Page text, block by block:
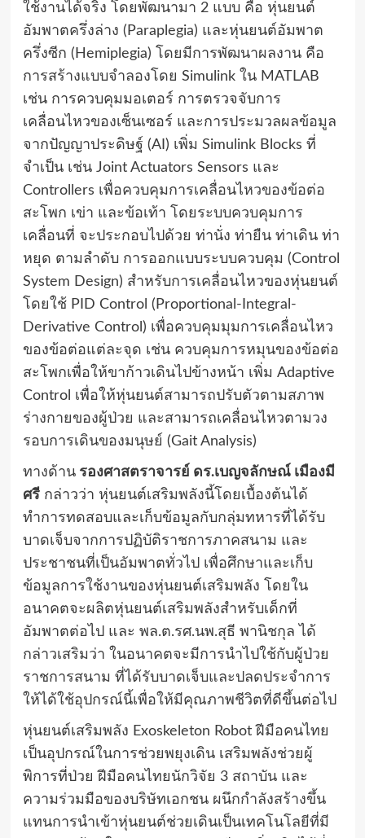
ใช้งานได้จริง โดยพัฒนามา 2 แบบ คือ หุ่นยนต์
อัมพาตครึ่งล่าง (Paraplegia) และหุ่นยนต์อัมพาต
ครึ่งซีก (Hemiplegia) โดยมีการพัฒนาผลงาน คือ
การสร้างแบบจำลองโดย Simulink ใน MATLAB
เช่น การควบคุมมอเตอร์ การตรวจจับการ
เคลื่อนไหวของเซ็นเซอร์ และการประมวลผลข้อมูล
จากปัญญาประดิษฐ์ (AI) เพิ่ม Simulink Blocks ที่
จำเป็น เช่น Joint Actuators Sensors และ
Controllers เพื่อควบคุมการเคลื่อนไหวของข้อต่อ
สะโพก เข่า และข้อเท้า โดยระบบควบคุมการ
เคลื่อนที่ จะประกอบไปด้วย ท่านั่ง ท่ายืน ท่าเดิน ท่า
หยุด ตามลำดับ การออกแบบระบบควบคุม (Control
System Design) สำหรับการเคลื่อนไหวของหุ่นยนต์
โดยใช้ PID Control (Proportional-Integral-
Derivative Control) เพื่อควบคุมมุมการเคลื่อนไหว
ของข้อต่อแต่ละจุด เช่น ควบคุมการหมุนของข้อต่อ
สะโพกเพื่อให้ขาก้าวเดินไปข้างหน้า เพิ่ม Adaptive
Control เพื่อให้หุ่นยนต์สามารถปรับตัวตามสภาพ
ร่างกายของผู้ป่วย และสามารถเคลื่อนไหวตามวง
รอบการเดินของมนุษย์ (Gait Analysis)
ทางด้านรองศาสตราจารย์ ดร.เบญจลักษณ์ เมืองมี
ศรีกล่าวว่า หุ่นยนต์เสริมพลังนี้โดยเบื้องต้นได้
ทำการทดสอบและเก็บข้อมูลกับกลุ่มทหารที่ได้รับ
บาดเจ็บจากการปฏิบัติราชการภาคสนาม และ
ประชาชนที่เป็นอัมพาตทั่วไป เพื่อศึกษาและเก็บ
ข้อมูลการใช้งานของหุ่นยนต์เสริมพลัง โดยใน
อนาคตจะผลิตหุ่นยนต์เสริมพลังสำหรับเด็กที่
อัมพาตต่อไป และ พล.ต.รศ.นพ.สุธี พานิชกุล ได้
กล่าวเสริมว่า ในอนาคตจะมีการนำไปใช้กับผู้ป่วย
ราชการสนาม ที่ได้รับบาดเจ็บและปลดประจำการ
ให้ได้ใช้อุปกรณ์นี้เพื่อให้มีคุณภาพชีวิตที่ดีขึ้นต่อไป
หุ่นยนต์เสริมพลัง Exoskeleton Robot ฝีมือคนไทย
เป็นอุปกรณ์ในการช่วยพยุงเดิน เสริมพลังช่วยผู้
พิการที่ป่วย ฝีมือคนไทยนักวิจัย 3 สถาบัน และ
ความร่วมมือของบริษัทเอกชน ผนึกกำลังสร้างขึ้น
แทนการนำเข้าหุ่นยนต์ช่วยเดินเป็นเทคโนโลยีที่มี